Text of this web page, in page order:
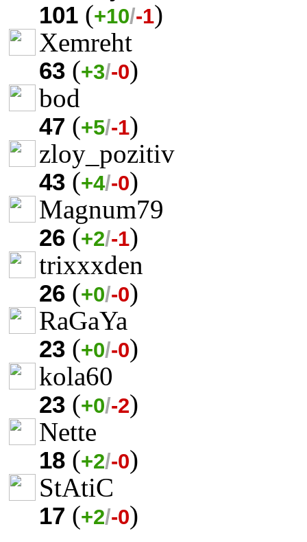
101 (+10/-1)
Xemreht
63 (+3/-0)
bod
47 (+5/-1)
zloy_pozitiv
43 (+4/-0)
Magnum79
26 (+2/-1)
trixxxden
26 (+0/-0)
RaGaYa
23 (+0/-0)
kola60
23 (+0/-2)
Nette
18 (+2/-0)
StAtiC
17 (+2/-0)